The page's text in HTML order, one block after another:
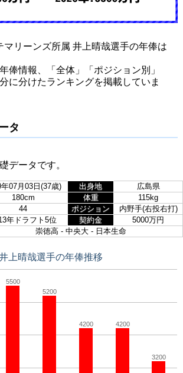
マリーンズ所属 井上晴哉選手の年俸は
俸情報、「全体」「ポジション別」
に分けたランキングを掲載していま
タ
データです。
年07月03日(37歳) 出身地
広島県
180cm 体重
115kg
44 ポジション
内野手(右投右打)
年ドラフト5位 契約金
5000万円
崇徳高 - 中央大 - 日本生命
上晴哉選手の年俸推移
5500
5200
4200 4200
3200